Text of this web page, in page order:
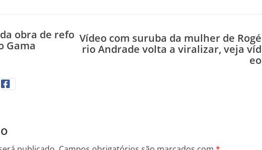
obra de refo
Gama
Vídeo com suruba da mulher de Rogé
rio Andrade volta a viralizar, veja víd
eo